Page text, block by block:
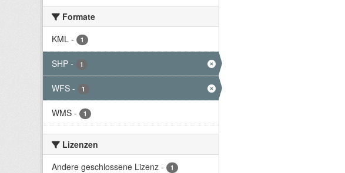
Formate
KML - 1
SHP - 1
WFS - 1
WMS - 1
Lizenzen
Andere geschlossene Lizenz - 1